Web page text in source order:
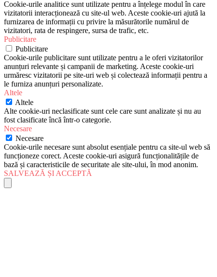
Cookie-urile analitice sunt utilizate pentru a înțelege modul în care
vizitatorii interacționează cu site-ul web. Aceste cookie-uri ajută la
furnizarea de informații cu privire la măsurătorile numărul de
vizitatori, rata de respingere, sursa de trafic, etc.
Publicitare
Publicitare
Cookie-urile publicitare sunt utilizate pentru a le oferi vizitatorilor
anunțuri relevante și campanii de marketing. Aceste cookie-uri
urmăresc vizitatorii pe site-uri web și colectează informații pentru a
le furniza anunțuri personalizate.
Altele
Altele
Alte cookie-uri neclasificate sunt cele care sunt analizate și nu au
fost clasificate încă într-o categorie.
Necesare
Necesare
Cookie-urile necesare sunt absolut esențiale pentru ca site-ul web să
funcționeze corect. Aceste cookie-uri asigură funcționalitățile de
bază și caracteristicile de securitate ale site-ului, în mod anonim.
SALVEAZĂ ȘI ACCEPTĂ